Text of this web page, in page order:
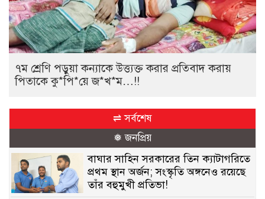
৭ম শ্রেণি পড়ুয়া কন্যাকে উত্ত্যক্ত করার প্রতিবাদ করায়
পিতাকে কু*পি*য়ে জ*খ*ম…!!
⇌ সর্বশেষ
❅ জনপ্রিয়
বাঘার সাহিন সরকারের তিন ক্যাটাগরিতে
প্রথম স্থান অর্জন; সংস্কৃতি অঙ্গনেও রয়েছে
তাঁর বহুমুখী প্রতিভা!